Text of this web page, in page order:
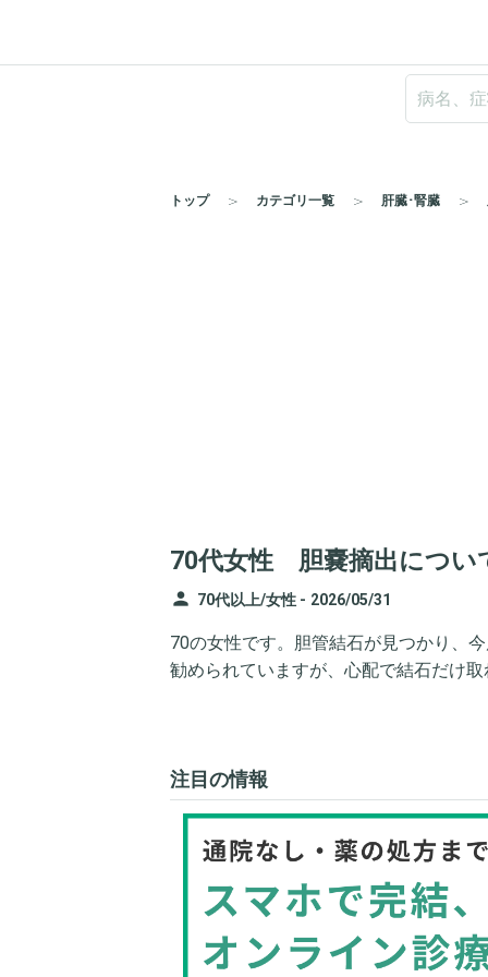
トップ カテゴリ一覧 肝臓･腎臓
70代女性 胆嚢摘出につい
person 70代以上/女性 - 2026/05/31
70の女性です。胆管結石が見つかり、
勧められていますが、心配で結石だけ
注目の情報